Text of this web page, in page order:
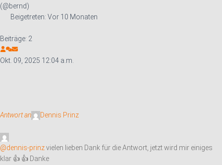
(@bernd)
Beigetreten: Vor 10 Monaten
Beiträge: 2
Okt. 09, 2025 12:04 a.m.
Antwort an Dennis Prinz
@dennis-prinzvielen lieben Dank für die Antwort, jetzt wird mir einiges
klar 👍 👍 Danke